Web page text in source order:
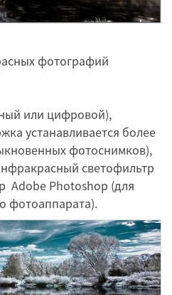
фотографий
или цифровой),
устанавливается более
фотоснимков),
светофильтр
Adobe Photoshop (для
фотоаппарата).